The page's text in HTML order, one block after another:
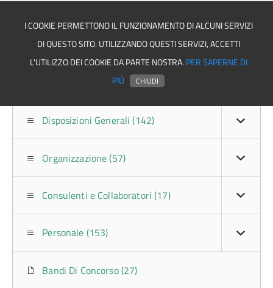
Comune di Rose
Disposizioni Generali (142)
Organizzazione (57)
Consulenti e Collaboratori (17)
Personale (153)
Bandi Di Concorso (27)
I COOKIE PERMETTONO IL FUNZIONAMENTO DI ALCUNI SERVIZI
DI QUESTO SITO. UTILIZZANDO QUESTI SERVIZI, ACCETTI
L'UTILIZZO DEI COOKIE DA PARTE NOSTRA. PER SAPERNE DI
PIÙ
CHIUDI